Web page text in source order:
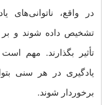
در واقع، ناتوانی‌های
تشخیص داده شوند و بر
تأثیر بگذارند. مهم است
یادگیری در هر سنی
برخوردار شوند.